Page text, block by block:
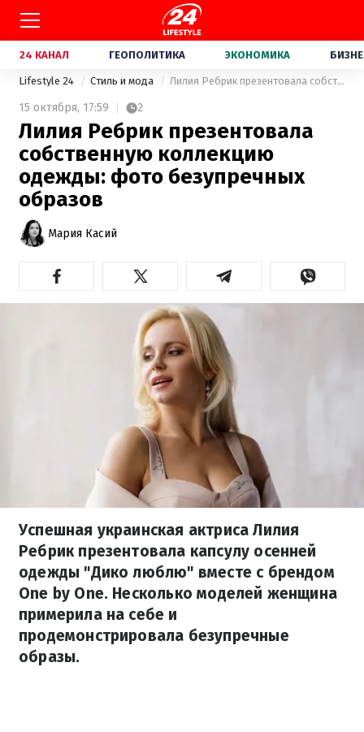
24 КАНАЛ ГЕОПОЛИТИКА ЭКОНОМИКА
Lifestyle 24 Стиль и мода Лилия Ребрик презентовала собственную коллекцию одежды: фото безупречных образов
15 октября, 17:59 2
Лилия Ребрик презентовала
собственную коллекцию
одежды: фото безупречных
образов
Мария Касий
Успешная украинская актриса Лилия
Ребрик презентовала капсулу осенней
одежды "Дико люблю" вместе с брендом
One by One. Несколько моделей женщина
примерила на себе и
продемонстрировала безупречные
образы.